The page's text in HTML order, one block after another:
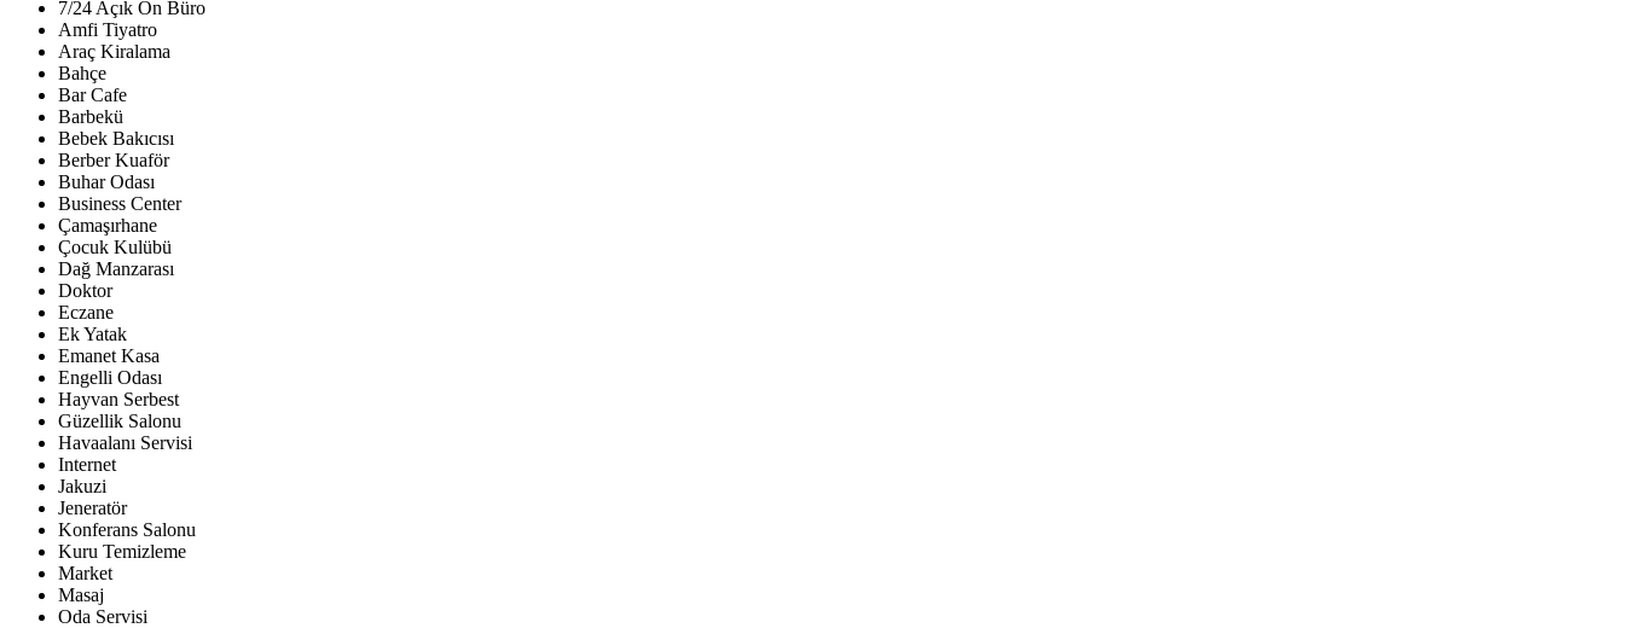
7/24 Açık Ön Büro
Amfi Tiyatro
Araç Kiralama
Bahçe
Bar Cafe
Barbekü
Bebek Bakıcısı
Berber Kuaför
Buhar Odası
Business Center
Çamaşırhane
Çocuk Kulübü
Dağ Manzarası
Doktor
Eczane
Ek Yatak
Emanet Kasa
Engelli Odası
Hayvan Serbest
Güzellik Salonu
Havaalanı Servisi
Internet
Jakuzi
Jeneratör
Konferans Salonu
Kuru Temizleme
Market
Masaj
Oda Servisi